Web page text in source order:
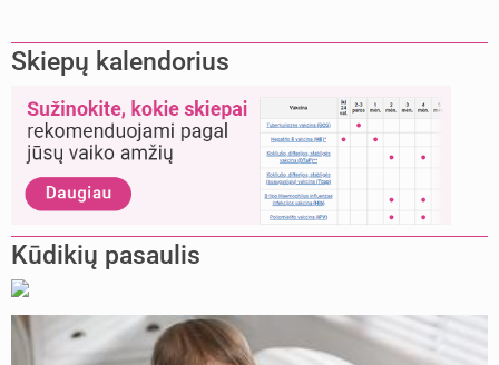
Skiepų kalendorius
Kūdikių pasaulis